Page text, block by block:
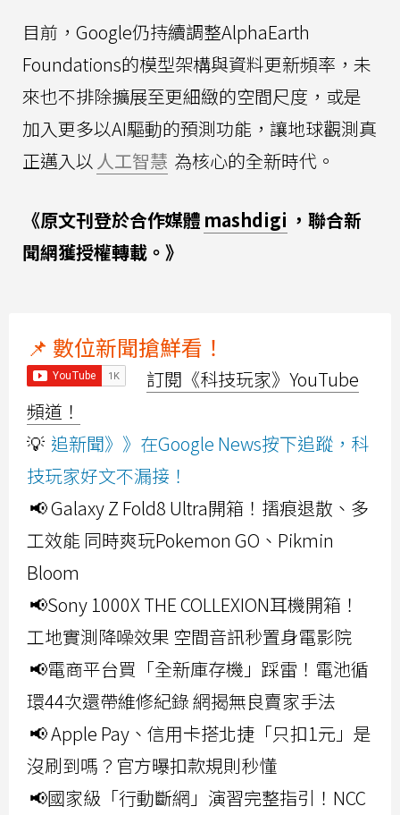
目前，Google仍持續調整AlphaEarth
Foundations的模型架構與資料更新頻率，未
來也不排除擴展至更細緻的空間尺度，或是
加入更多以AI驅動的預測功能，讓地球觀測真
正邁入以 人工智慧 為核心的全新時代。
《原文刊登於合作媒體 mashdigi ，聯合新
聞網獲授權轉載。》
📌 數位新聞搶鮮看！
訂閱《科技玩家》YouTube
頻道！
💡 追新聞》》在Google News按下追蹤，科
技玩家好文不漏接！
📢 Galaxy Z Fold8 Ultra開箱！摺痕退散、多
工效能 同時爽玩Pokemon GO、Pikmin
Bloom
📢Sony 1000X THE COLLEXION耳機開箱！
工地實測降噪效果 空間音訊秒置身電影院
📢電商平台買「全新庫存機」踩雷！電池循
環44次還帶維修紀錄 網揭無良賣家手法
📢 Apple Pay、信用卡搭北捷「只扣1元」是
沒刷到嗎？官方曝扣款規則秒懂
📢國家級「行動斷網」演習完整指引！NCC